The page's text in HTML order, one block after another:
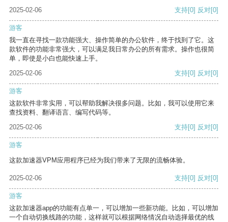
2025-02-06
支持[0] 反对[0]
游客
我一直在寻找一款功能强大、操作简单的办公软件，终于找到了它。这
款软件的功能非常强大，可以满足我日常办公的所有需求。操作也很简
单，即使是小白也能快速上手。
2025-02-06
支持[0] 反对[0]
游客
这款软件非常实用，可以帮助我解决很多问题。比如，我可以使用它来
查找资料、翻译语言、编写代码等。
2025-02-06
支持[0] 反对[0]
游客
这款加速器VPM应用程序已经为我们带来了无限的流畅体验。
2025-02-06 支持[0] 反对[0]
游客
这款加速器app的功能有点单一，可以增加一些新功能。比如，可以增加
一个自动切换线路的功能，这样就可以根据网络情况自动选择最优的线